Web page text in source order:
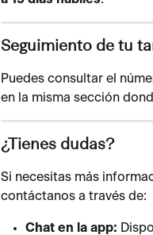
Seguimiento de tu
Puedes consultar el
en la misma sección
¿Tienes dudas?
Si necesitas más
contáctanos a través de:
Chat en la app: